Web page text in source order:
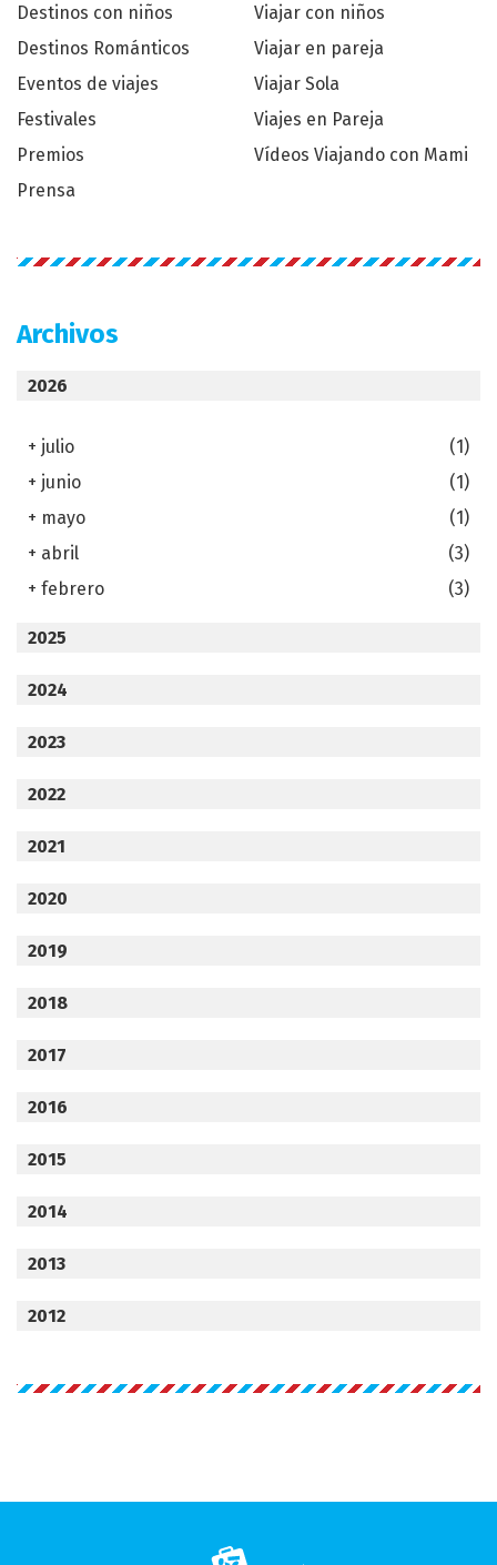
Destinos con niños
Destinos Románticos
Eventos de viajes
Festivales
Premios
Prensa
Viajar con niños
Viajar en pareja
Viajar Sola
Viajes en Pareja
Vídeos Viajando con Mami
Archivos
2026
+ julio
(1)
+ junio
(1)
+ mayo
(1)
+ abril
(3)
+ febrero (3)
2025
2024
2023
2022
2021
2020
2019
2018
2017
2016
2015
2014
2013
2012